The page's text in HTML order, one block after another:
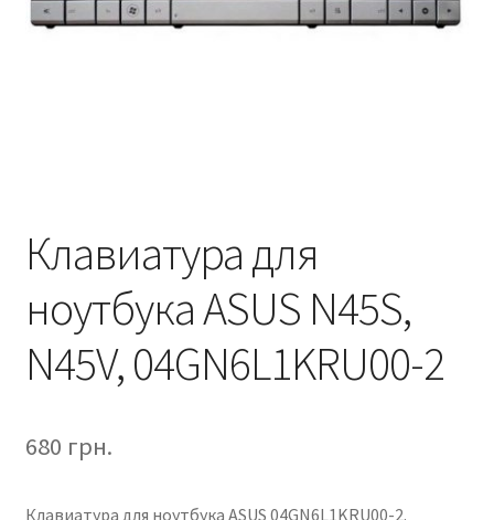
Клавиатура для
ноутбука ASUS N45S,
N45V, 04GN6L1KRU00-2
680 грн.
Клавиатура для ноутбука ASUS 04GN6L1KRU00-2.